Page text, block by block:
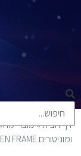
דף הבית»מוצרי
ומוניטורים OPEN FRAME